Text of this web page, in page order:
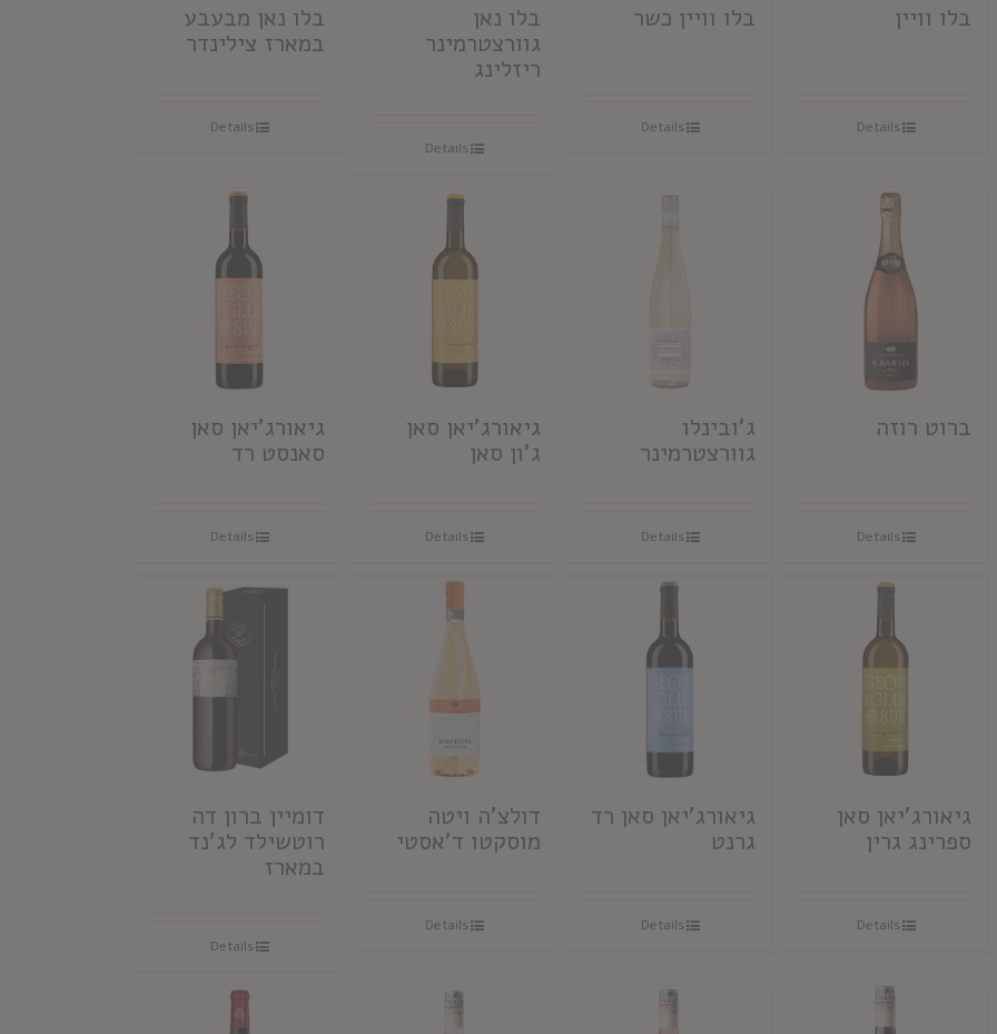
בלו וויין
Details
בלו וויין כשר
Details
בלו נאן
גוורצטרמינר
ריזלינג
Details
בלו נאן מבעבע
במארז צילינדר
Details
ברוט רוזה
Details
ג'ובינלו
גוורצטרמינר
Details
גיאורג'יאן סאן
ג'ון סאן
Details
גיאורג'יאן סאן
סאנסט רד
Details
גיאורג'יאן סאן
ספרינג גרין
Details
גיאורג'יאן סאן רד
גרנט
Details
דולצ'ה ויטה
מוסקטו ד'אסטי
Details
דומיין ברון דה
רוטשילד לג'נד
במארז
Details